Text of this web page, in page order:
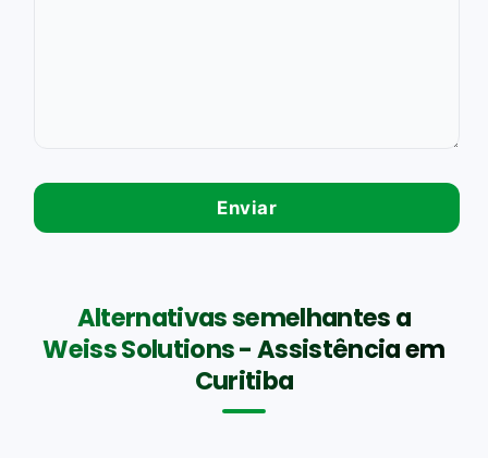
Alternativas semelhantes a
Weiss Solutions - Assistência em
Curitiba